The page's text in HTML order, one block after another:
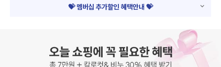
💝 멤버십 추가할인 혜택안내 💝